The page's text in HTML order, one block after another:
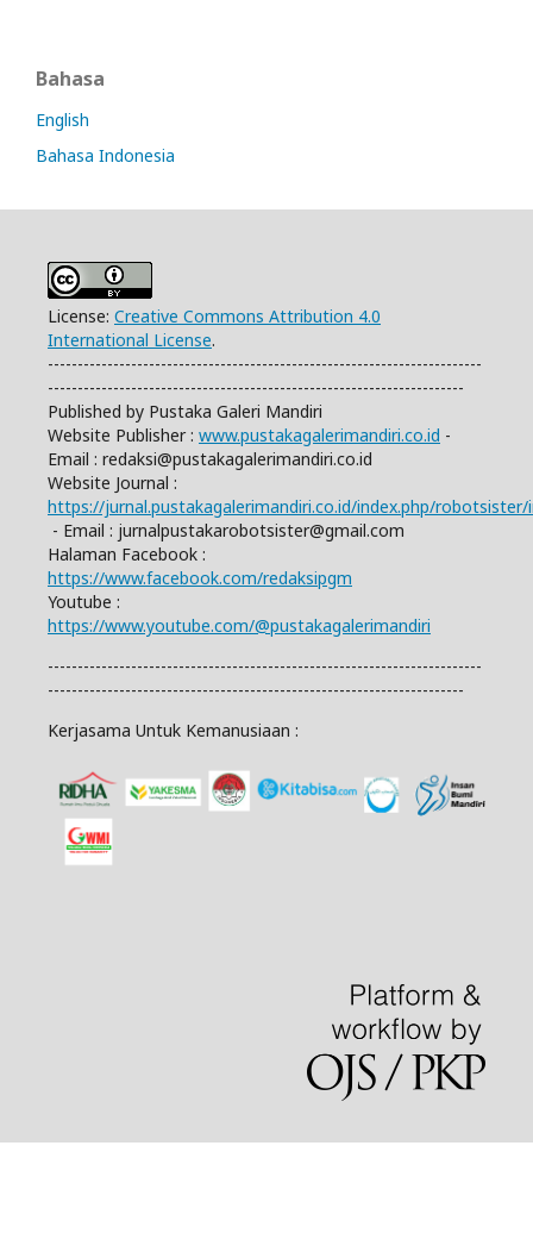
Bahasa
English
Bahasa Indonesia
License: Creative Commons Attribution 4.0
International License.
-------------------------------------------------------------------------
----------------------------------------------------------------------
Published by Pustaka Galeri Mandiri
Website Publisher : www.pustakagalerimandiri.co.id -
Email : redaksi@pustakagalerimandiri.co.id
Website Journal :
https://jurnal.pustakagalerimandiri.co.id/index.php/robotsister/
- Email : jurnalpustakarobotsister@gmail.com
Halaman Facebook :
https://www.facebook.com/redaksipgm
Youtube :
https://www.youtube.com/@pustakagalerimandiri
-------------------------------------------------------------------------
----------------------------------------------------------------------
Kerjasama Untuk Kemanusiaan :